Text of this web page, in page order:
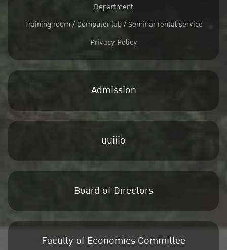
Department
Training room / Computer lab / Seminar rental service
Privacy Policy
Admission
uuiiio
Board of Directors
Faculty of Economics Committee